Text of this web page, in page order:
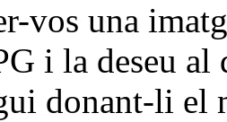
vos una
i la deseu
donant-li el